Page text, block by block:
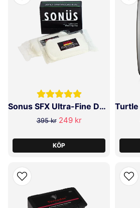
Sonus SFX Ultra-Fine Detailing Clay 2X100g
395 kr 249 kr
KÖP